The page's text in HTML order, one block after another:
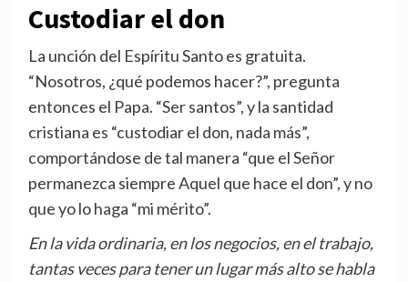
Custodiar el don
La unción del Espíritu Santo es gratuita.
“Nosotros, ¿qué podemos hacer?”, pregunta
entonces el Papa. “Ser santos”, y la santidad
cristiana es “custodiar el don, nada más”,
comportándose de tal manera “que el Señor
permanezca siempre Aquel que hace el don”, y no
que yo lo haga “mi mérito”.
En la vida ordinaria, en los negocios, en el trabajo,
tantas veces para tener un lugar más alto se habla